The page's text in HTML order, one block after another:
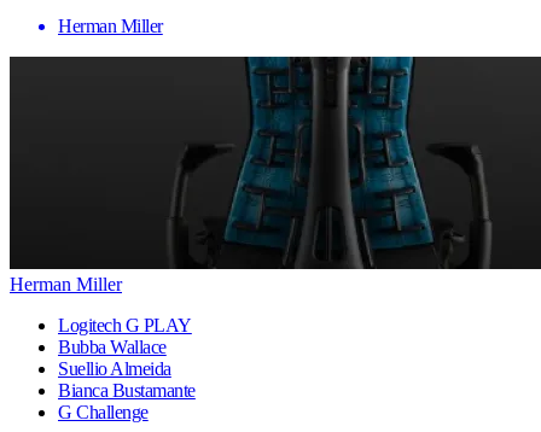
Herman Miller
Herman Miller
Logitech G PLAY
Bubba Wallace
Suellio Almeida
Bianca Bustamante
G Challenge